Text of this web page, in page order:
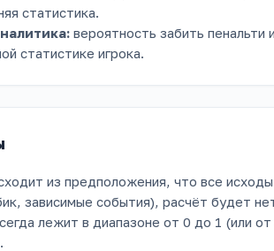
статистика.
вероятность забить пенальти
статистике игрока.
из предположения, что все
зависимые события), расчёт будет
лежит в диапазоне от 0 до 1 (или